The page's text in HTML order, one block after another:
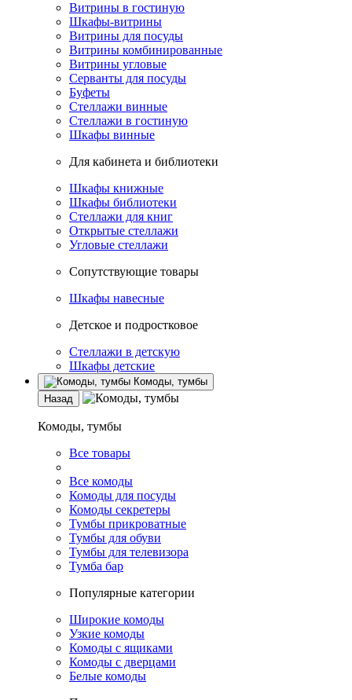
Витрины в гостиную
Шкафы-витрины
Витрины для посуды
Витрины комбинированные
Витрины угловые
Серванты для посуды
Буфеты
Стеллажи винные
Стеллажи в гостиную
Шкафы винные
Для кабинета и библиотеки
Шкафы книжные
Шкафы библиотеки
Стеллажи для книг
Открытые стеллажи
Угловые стеллажи
Сопутствующие товары
Шкафы навесные
Детское и подростковое
Стеллажи в детскую
Шкафы детские
Комоды, тумбы
Назад
Комоды, тумбы
Все товары
Все комоды
Комоды для посуды
Комоды секретеры
Тумбы прикроватные
Тумбы для обуви
Тумбы для телевизора
Тумба бар
Популярные категории
Широкие комоды
Узкие комоды
Комоды с ящиками
Комоды с дверцами
Белые комоды